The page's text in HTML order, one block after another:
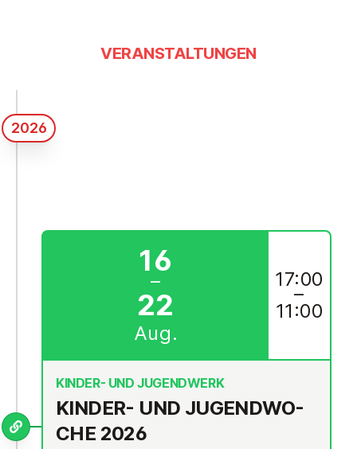
VERANSTALTUNGEN
2026
KINDER- UND JU­GEND­WO­
CHE 2026
KINDER- UND JUGENDWERK
16
–
22
Aug.
17:00
–
11:00